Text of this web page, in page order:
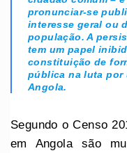
pronunciar-se
interesse geral ou
população. A
tem um papel
constituição de
pública na luta por
Angola.
Segundo o Censo
em Angola são